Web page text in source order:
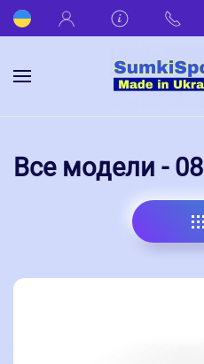
Все модели - 08